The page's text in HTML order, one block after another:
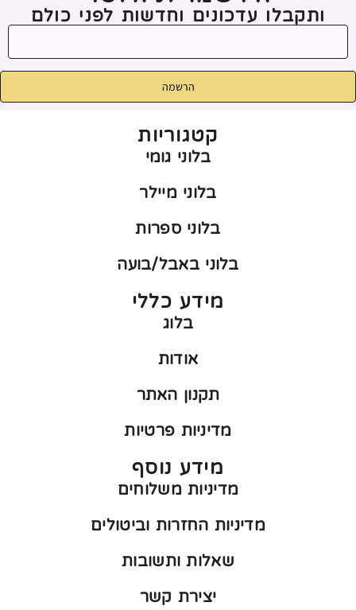
ותקבלו עדכונים וחדשות לפני כולם
הרשמה
קטגוריות
בלוני גומי
בלוני מיילר
בלוני ספרות
בלוני באבל/בועה
מידע כללי
בלוג
אודות
תקנון האתר
מדיניות פרטיות
מידע נוסף
מדיניות משלוחים
מדיניות החזרות וביטולים
שאלות ותשובות
יצירת קשר